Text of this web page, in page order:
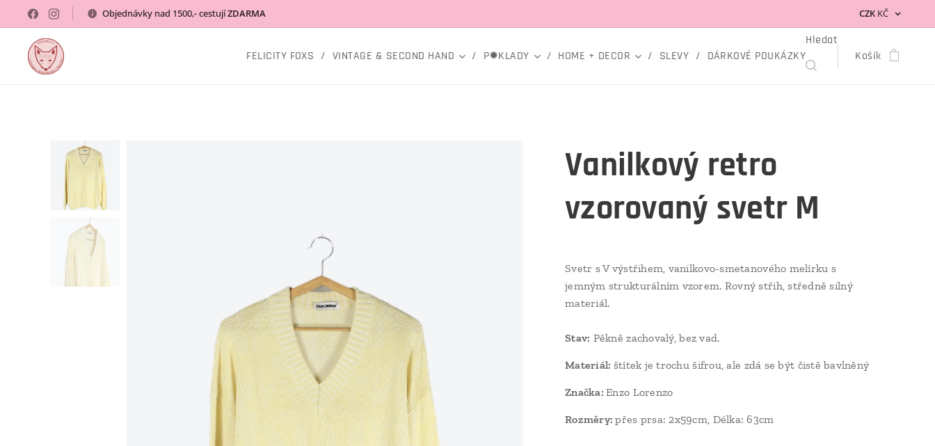
Objednávky nad 1500,- cestujíZDARMA CZK KČ
FELICITY FOXS VINTAGE & SECOND HAND P✹KLADY HOME + DECOR SLEVY DÁRKOVÉ POUKÁZKY
Hledat
Košík
Vanilkový retro
vzorovaný svetr M
Svetr s V výstřihem, vanilkovo-smetanového melírku s
jemným strukturálním vzorem. Rovný střih, středně silný
materiál.
Stav: Pěkně zachovalý, bez vad.
Materiál: štítek je trochu šifrou, ale zdá se být čistě bavlněný
Značka:Enzo Lorenzo
Rozměry:přes prsa: 2x59cm, Délka: 63cm